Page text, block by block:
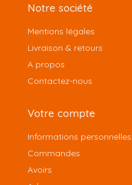
Notre société
Mentions légales
Livraison & retours
A propos
Contactez-nous
Votre compte
Informations personnelles
Commandes
Avoirs